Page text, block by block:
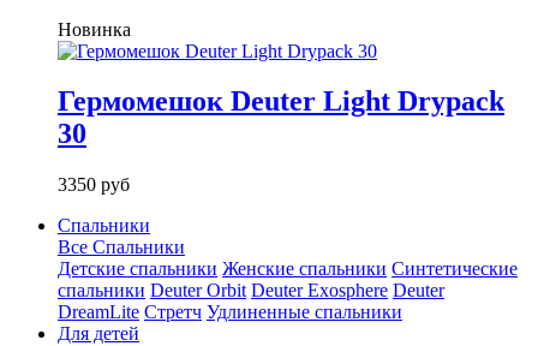
Новинка
Гермомешок Deuter Light Drypack
30
3350 руб
Спальники
Все Спальники
Детские спальники Женские спальники Синтетические
спальники Deuter Orbit Deuter Exosphere Deuter
DreamLite Стретч Удлиненные спальники
Для детей